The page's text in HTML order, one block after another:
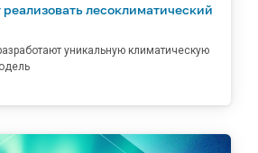
лесоклиматический
уникальную климатическую